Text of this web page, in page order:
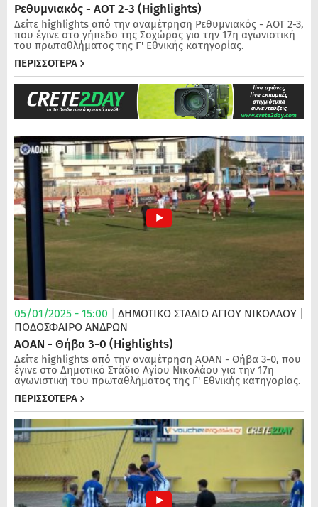
Ρεθυμνιακός - ΑΟΤ 2-3 (Highlights)
Δείτε highlights από την αναμέτρηση Ρεθυμνιακός - ΑΟΤ 2-3,
που έγινε στο γήπεδο της Σοχώρας για την 17η αγωνιστική
του πρωταθλήματος της Γ' Εθνικής κατηγορίας.
ΠΕΡΙΣΣΟΤΕΡΑ
05/01/2025 - 15:00 ΔΗΜΟΤΙΚΟ ΣΤΑΔΙΟ ΑΓΙΟΥ ΝΙΚΟΛΑΟΥ
ΠΟΔΌΣΦΑΙΡΟ ΑΝΔΡΏΝ
ΑΟΑΝ - Θήβα 3-0 (Highlights)
Δείτε highlights από την αναμέτρηση ΑΟΑΝ - Θήβα 3-0, που
έγινε στο Δημοτικό Στάδιο Αγίου Νικολάου για την 17η
αγωνιστική του πρωταθλήματος της Γ' Εθνικής κατηγορίας.
ΠΕΡΙΣΣΟΤΕΡΑ